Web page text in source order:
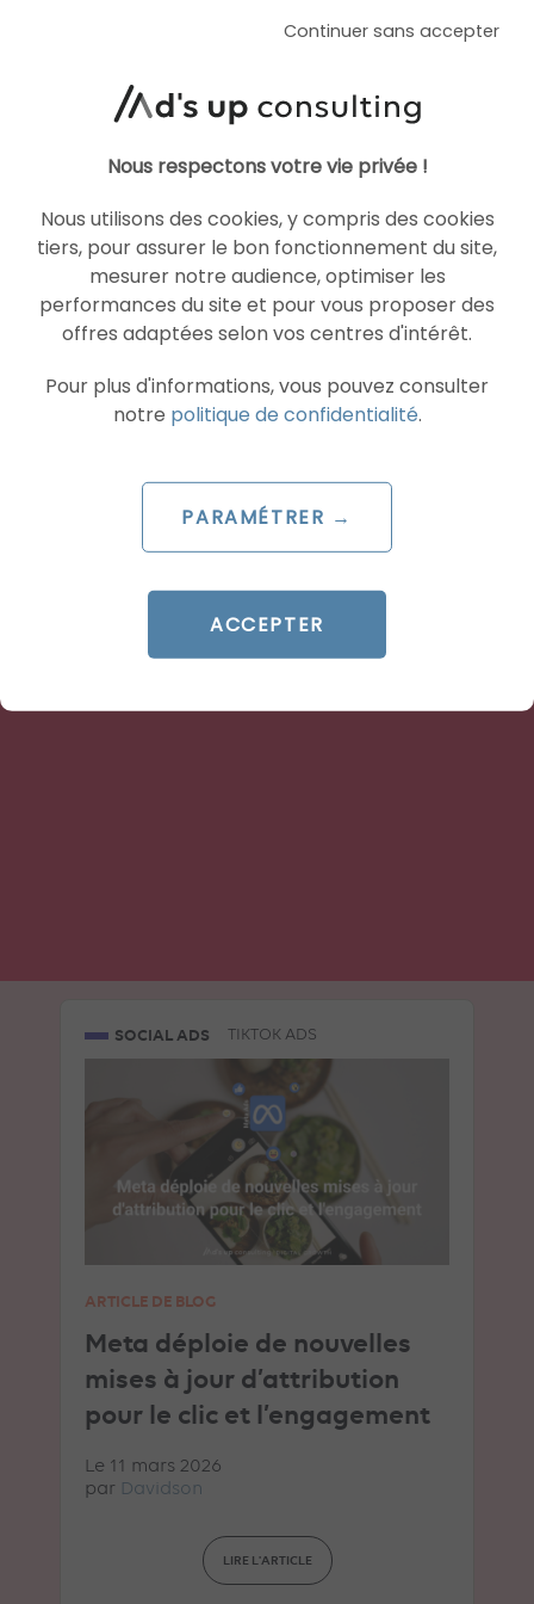
vidéo par IA avec Dreamina
Seedance 2.5
Le 4 août 2026
LIRE L'ARTICLE
SOCIAL ADS TIKTOK ADS
ARTICLE DE BLOG
SOCIAL ADS TIKTOK ADS
ARTICLE DE BLOG
Meta déploie de nouvelles
mises à jour d’attribution
pour le clic et l’engagement
Le 11 mars 2026
par Davidson
LIRE L'ARTICLE
Continuer sans accepter
Nous respectons votre vie privée !
Nous utilisons des cookies, y compris des cookies
tiers, pour assurer le bon fonctionnement du site,
mesurer notre audience, optimiser les
performances du site et pour vous proposer des
offres adaptées selon vos centres d'intérêt.
Pour plus d'informations, vous pouvez consulter
notre politique de confidentialité.
PARAMÉTRER →
ACCEPTER